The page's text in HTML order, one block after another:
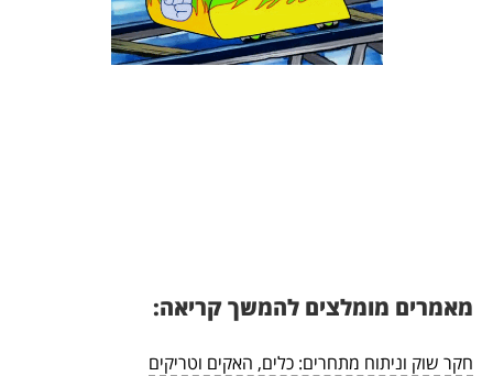
מאמרים מומלצים להמשך קריאה:
חקר שוק וניתוח מתחרים: כלים, האקים וטריקים